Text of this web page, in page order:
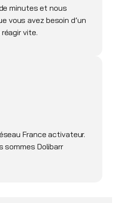
minutes et nous
vous avez besoin d’un
vite.
France activateur.
sommes Dolibarr